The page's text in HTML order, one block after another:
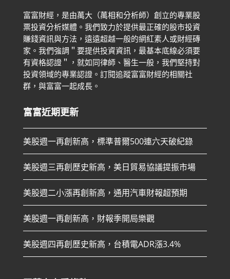
富富財經，是由萬大（萬相和分析師）創立的專業股
票投資分析媒體。我們致力於提供最正確的股市投資
賺錢資訊與方法，遠遠超越一般的網紅素人或財經磚
家。 我們強調＂要提供投資資訊，最基本底線必須要
有資格認證＂，就如同律師、醫生一般，我們堅持對
投資領域的專業認證。 訂閱追蹤富富財經的相關社
群，與富富一起成長。
富富近期更新
美股週一再創新高，標準普爾500連六天破紀錄
美股週三再創歷史新高，美日貿易協議提振市場
美股週二小漲再創新高，通用汽車財報超預期
美股週一再創新高，財報季開局樂觀
美股週四再創歷史新高，台積電ADR漲3.4%